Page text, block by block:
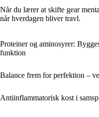
Når du lærer at skifte gear
når hverdagen bliver travl.
Proteiner og aminosyrer:
funktion
Balance frem for perfektion –
Antiinflammatorisk kost i